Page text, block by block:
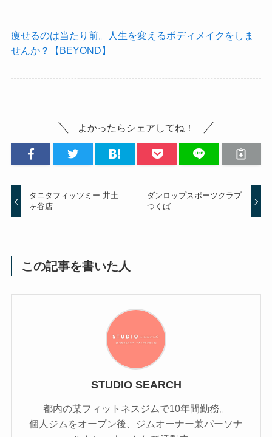
痩せるのは当たり前。人生を変えるボディメイクをしま
せんか？【BEYOND】
よかったらシェアしてね！
タニタフィッツミー 井土
ヶ谷店
ダンロップスポーツクラブ
つくば
この記事を書いた人
STUDIO SEARCH
都内の某フィットネスジムで10年間勤務。
個人ジムをオープン後、ジムオーナー兼パーソナ